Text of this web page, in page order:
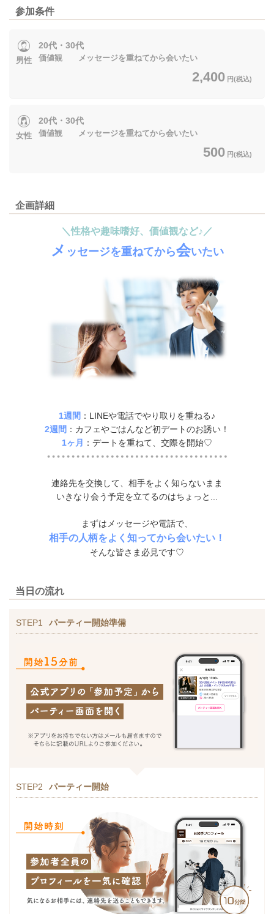
参加条件
男性
20代・30代
価値観 メッセージを重ねてから会いたい
2,400 円(税込)
女性
20代・30代
価値観 メッセージを重ねてから会いたい
500 円(税込)
企画詳細
＼性格や趣味嗜好、価値観など♪／
メ ッセージを重ねてから会いたい
1週間 ：LINEや電話でやり取りを重ねる♪
2週間 ：カフェやごはんなど初デートのお誘い！
1ヶ月
：デートを重ねて、交際を開始♡
連絡先を交換して、相手をよく知らないまま
いきなり会う予定を立てるのはちょっと...
まずはメッセージや電話で、
相手の人柄をよく知ってから会いたい！
そんな皆さま必見です♡
当日の流れ
STEP1 パーティー開始準備
STEP2 パーティー開始